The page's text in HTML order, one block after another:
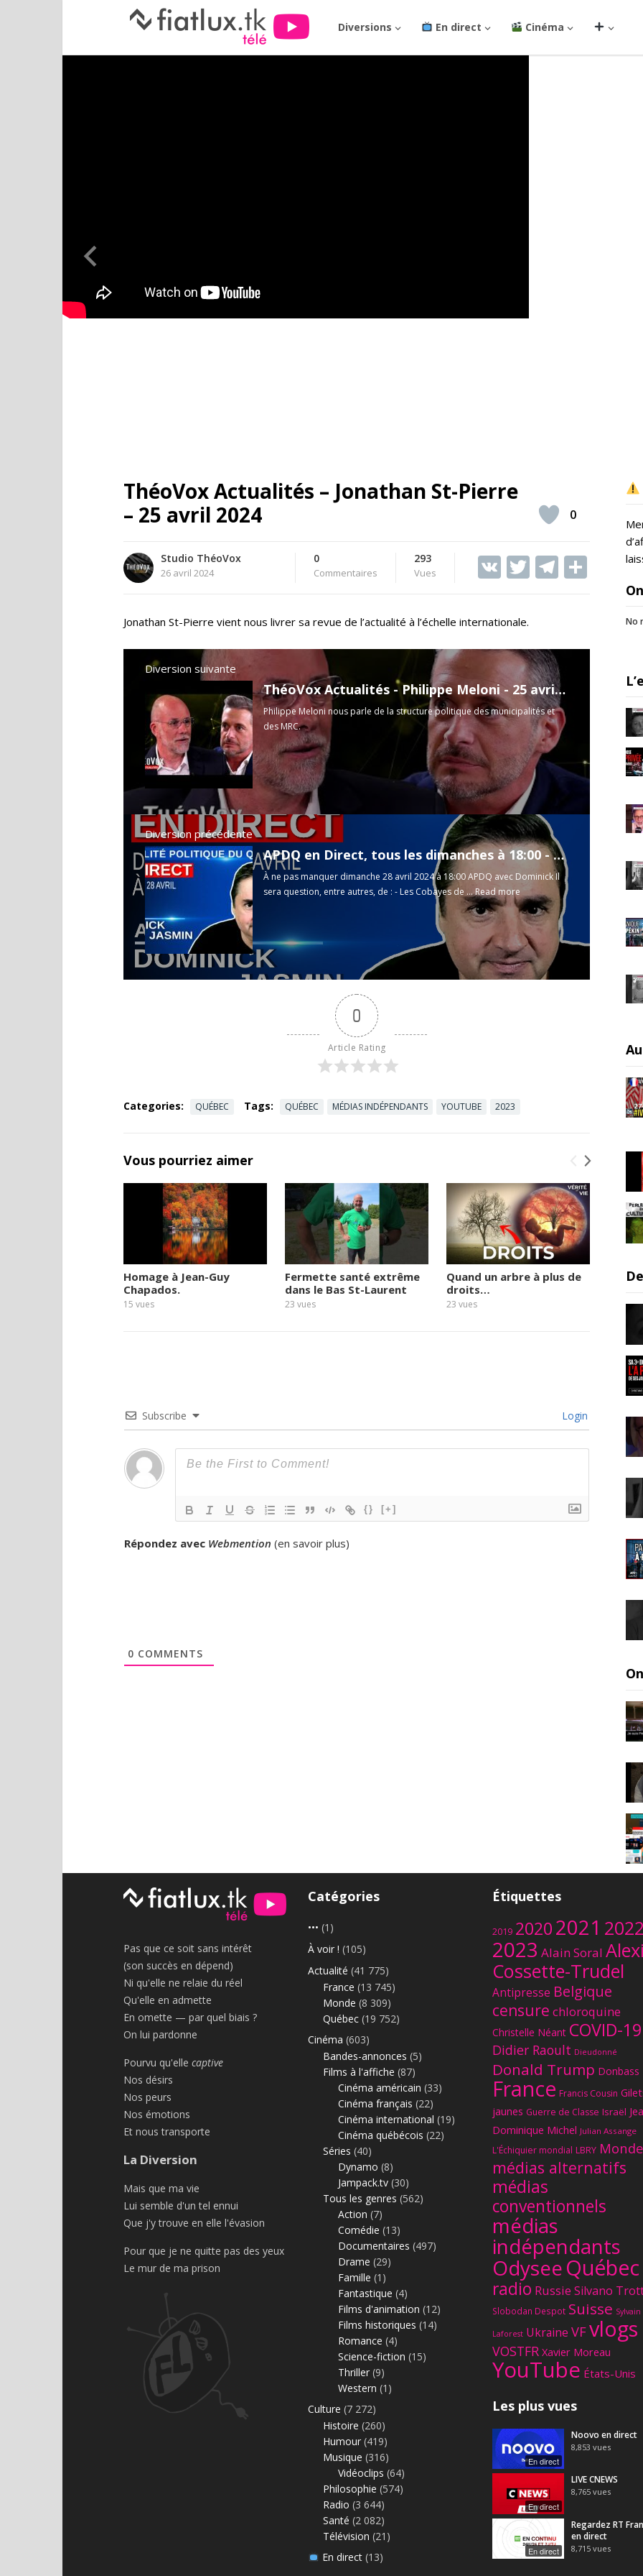
Diversions En direct Cinéma
ThéoVox Actualités – Jonathan St-Pierre
– 25 avril 2024
Studio ThéoVox
26 avril 2024
0
Commentaires
293
Vues V T T
a
m
0
Jonathan St-Pierre vient nous livrer sa revue de l’actualité à l’échelle internationale.
Diversion suivante
ThéoVox Actualités - Philippe Meloni - 25 avril 2024
Philippe Meloni nous parle de la structure politique des municipalités et
des MRC.
Diversion précédente
APDQ en Direct, tous les dimanches à 18:00 - 28 avril 2024
À ne pas manquer dimanche 28 avril 2024 à 18:00 APDQ avec Dominick Il
sera question, entre autres, de : - Les Cobayes de ...Read more
0
Article Rating
Categories: QUÉBEC Tags: QUÉBEC MÉDIAS INDÉPENDANTS YOUTUBE 2023
Vous pourriez aimer
Homage à Jean-Guy
Chapados.
15 vues
Fermette santé extrême
dans le Bas St-Laurent
23 vues
Quand un arbre à plus de
droits…
23 vues
Le
vues
Subscribe Login
{} [+]
Répondez avec Webmention (en savoir plus)
0 COMMENTS
No
Pas que ce soit sans intérêt
(son succès en dépend)
Ni qu'elle ne relaie du réel
Qu'elle en admette
En omette — par quel biais ?
On lui pardonne
Pourvu qu'elle captive
Nos désirs
Nos peurs
Nos émotions
Et nous transporte
La Diversion
Mais que ma vie
Lui semble d'un tel ennui
Que j'y trouve en elle l'évasion
Pour que je ne quitte pas des yeux
Le mur de ma prison
Catégories
••• (1)
À voir ! (105)
Actualité (41 775)
France (13 745)
Monde (8 309)
Québec (19 752)
Cinéma (603)
Bandes-annonces (5)
Films à l'affiche (87)
Cinéma américain (33)
Cinéma français (22)
Cinéma international (19)
Cinéma québécois (22)
Séries (40)
Dynamo (8)
Jampack.tv (30)
Tous les genres (562)
Action (7)
Comédie (13)
Documentaires (497)
Drame (29)
Famille (1)
Fantastique (4)
Films d'animation (12)
Films historiques (14)
Romance (4)
Science-fiction (15)
Thriller (9)
Western (1)
Culture (7 272)
Histoire (260)
Humour (419)
Musique (316)
Vidéoclips (64)
Philosophie (574)
Radio (3 644)
Santé (2 082)
Télévision (21)
En direct(13)
Étiquettes
2019 20202021 2022
2023 Alain Soral
Cossette-Trudel
Antipresse Belgique
censure chloroquine
Christelle Néant COVID-19
Didier Raoult Dieudonné
Donald Trump Donbass
France Francis Cousin
jaunes Guerre de Classe Israël
Dominique Michel Julian Assange
L'Échiquier mondial LBRY Monde
médias alternatifs
médias
conventionnels
médias
indépendants
OdyseeQuébec
radio Russie Silvano
Slobodan Despot Suisse Sylvain
Laforest Ukraine VFvlogs
VOSTFR Xavier Moreau
YouTube États-Unis
Les plus vues
En direct
Noovo en direct
8,853 vues
En direct
LIVE CNEWS
8,765 vues
En direct
Regardez RT
en direct
8,715 vues